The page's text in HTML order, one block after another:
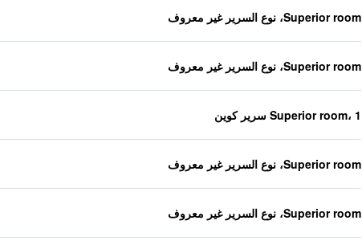
Superior room، نوع السرير غير معروف
Superior room، نوع السرير غير معروف
Superior room، 1 سرير كوين
Superior room، نوع السرير غير معروف
Superior room، نوع السرير غير معروف